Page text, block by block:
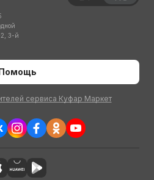
3-й
сервиса Куфар Маркет